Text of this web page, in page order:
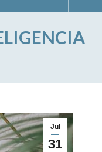
Jul
31